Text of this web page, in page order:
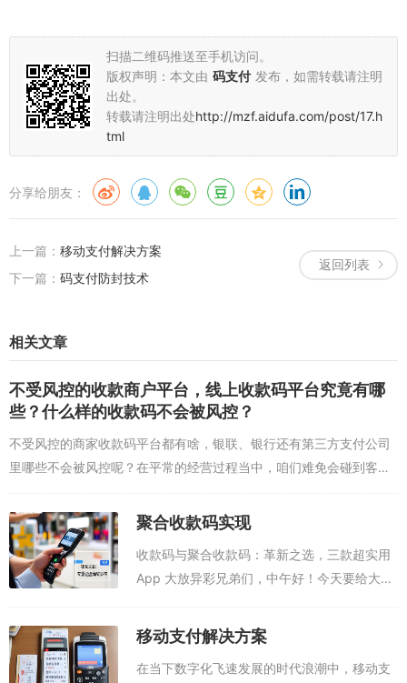
线上应用的广泛拓展
除线下场景外，码支付系统在电商平台与移动应用中同样应
用广泛。在电商购物时，消费者只需在支付页面扫描商家提
供的二维码，即可完成支付，无需跳转至其他支付页面，购
物流程更加顺畅。此外，码支付系统还能与电商平台的会员
在移动应用方面，码支付系统可用于电影票、音乐会员、在
线课程等各类付费服务的支付，使用户在使用应用时能轻松
完成支付，无需繁琐的注册登录流程。
发展面临的挑战与应对
须保障支付过程的安全与保密。这就要求支付机构加大技术
信息被窃取与篡改。同时，相关部门也需加强对码支付行业
的监管，制定法律法规，规范支付机构行为，保障用户合法
权益。
的应用前景。它以便捷、高效、安全的特性，改变着我们的
支付习惯与生活方式。随着技术不断进步与监管日益完善，
码支付系统将持续创新发展，为我们提供更优质的支付服
务。让我们共同期待码支付系统在未来引领便捷支付新时
扫描二维码推送至手机访问。
版权声明：本文由 码支付 发布，如需转载请注明
出处。
转载请注明出处http://mzf.aidufa.com/post/17.h
tml
分享给朋友：
返回列表
上一篇： 移动支付解决方案
下一篇： 码支付防封技术
相关文章
不受风控的收款商户平台，线上收款码平台究竟有哪
些？什么样的收款码不会被风控？
不受风控的商家收款码平台都有啥，银联、银行还有第三方支付公司
里哪些不会被风控呢？在平常的经营过程当中，咱们难免会碰到客户
投诉举报之类的恶意行为，致使收款出现问题。在当下这个社会，移
动支付变得越来越普遍...聚合收款码实现
收款码与聚合收款码：革新之选，三款超实用
App 大放异彩兄弟们，中午好！今天要给大家
说收款码的重要性。在日常消费场景里，收款
码已然成为不可或缺的支付工...
移动支付解决方案
在当下数字化飞速发展的时代浪潮中，移动支